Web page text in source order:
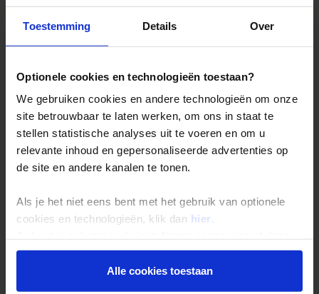
Toestemming Details Over
Optionele cookies en technologieën toestaan?
We gebruiken cookies en andere technologieën om onze
site betrouwbaar te laten werken, om ons in staat te
stellen statistische analyses uit te voeren en om u
relevante inhoud en gepersonaliseerde advertenties op
de site en andere kanalen te tonen.
Als je het niet eens bent met het gebruik van optionele
cookies en technologieën, klik dan hier .
onder aan de pagina op elk gewenst moment voor de
toekomst wijzigen.Alle cookies toestaan
Veelgestelde vragen
Inloggen op mijn.Shoestring
Reisthema's
Groepsreizen
Single reizen
Festivalreizen
Nieuwe reizen
Over Shoestring
Bel, mail of chat met ons